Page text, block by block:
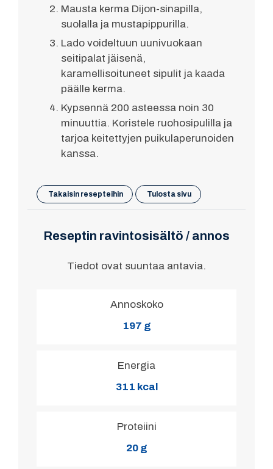
Mausta kerma Dijon-sinapilla,
suolalla ja mustapippurilla.
Lado voideltuun uunivuokaan
seitipalat jäisenä,
karamellisoituneet sipulit ja kaada
päälle kerma.
Kypsennä 200 asteessa noin 30
minuuttia. Koristele ruohosipulilla ja
tarjoa keitettyjen puikulaperunoiden
kanssa.
Takaisin resepteihin Tulosta sivu
Reseptin ravintosisältö / annos
Tiedot ovat suuntaa antavia.
Annoskoko
197 g
Energia
311 kcal
Proteiini
20 g